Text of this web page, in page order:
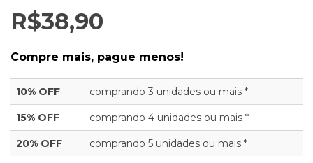
R$38,90
Compre mais, pague menos!
10% OFF comprando 3 unidades ou mais *
15% OFF comprando 4 unidades ou mais *
20% OFF comprando 5 unidades ou mais *